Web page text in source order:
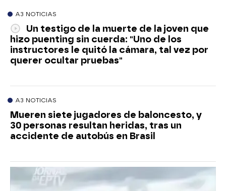
A3 NOTICIAS
Un testigo de la muerte de la joven que
hizo puenting sin cuerda: "Uno de los
instructores le quitó la cámara, tal vez por
querer ocultar pruebas"
A3 NOTICIAS
Mueren siete jugadores de baloncesto, y
30 personas resultan heridas, tras un
accidente de autobús en Brasil